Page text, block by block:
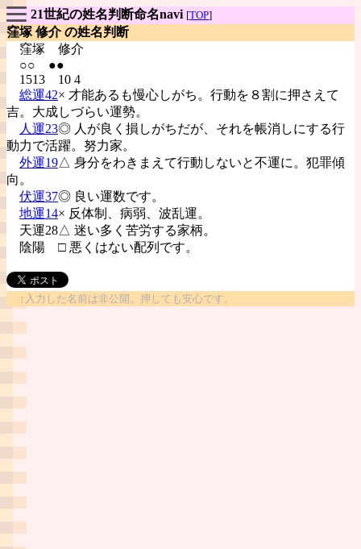
21世紀の姓名判断命名navi [TOP]
窪塚 修介 の姓名判断
窪塚 修介
○○ ●●
1513 10 4
総運42× 才能あるも慢心しがち。行動を８割に押さえて
吉。大成しづらい運勢。
人運23◎ 人が良く損しがちだが、それを帳消しにする行
動力で活躍。努力家。
外運19△ 身分をわきまえて行動しないと不運に。犯罪傾
向。
伏運37◎ 良い運数です。
地運14× 反体制、病弱、波乱運。
天運28△ 迷い多く苦労する家柄。
陰陽 □ 悪くはない配列です。
↑入力した名前は非公開。押しても安心です。